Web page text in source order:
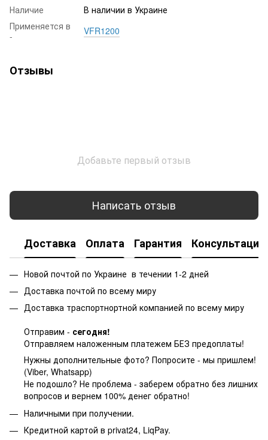
Наличие
В наличии в Украине
Применяется в
-
VFR1200
Отзывы
Добавьте первый отзыв
Написать отзыв
Доставка Оплата Гарантия Консультация
Новой почтой по Украине в течении 1-2 дней
Доставка почтой по всему миру
Доставка траспортнортной компанией по всему миру
Отправим - сегодня!
Отправляем наложенным платежем БЕЗ предоплаты!
Нужны дополнительные фото? Попросите - мы пришлем!
(Viber, Whatsapp)
Не подошло? Не проблема - заберем обратно без лишних
вопросов и вернем 100% денег обратно!
Наличными при получении.
Кредитной картой в privat24, LiqPay.